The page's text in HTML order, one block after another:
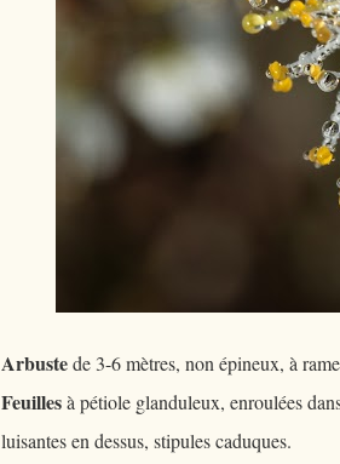
Arbustede 3-6 mètres, non épineux, à
Feuillesà pétiole glanduleux, enroulées
luisantes en dessus, stipules caduques.